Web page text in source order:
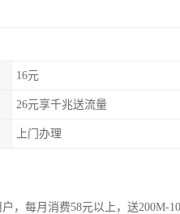
16元
26元享千兆送流量
上门办理
，每月消费58元以上，送200M-